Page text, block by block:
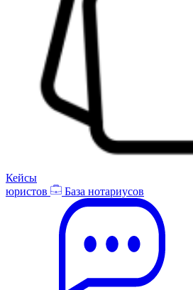
Кейсы
юристов
База нотариусов